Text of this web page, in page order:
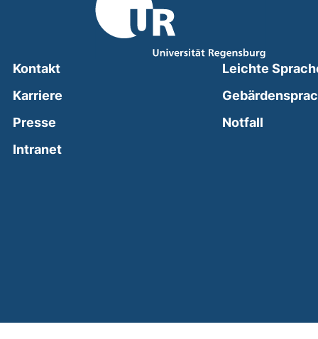
Kontakt
Karriere
Presse
Intranet(external link, opens in a new window)
Leichte
Notfall